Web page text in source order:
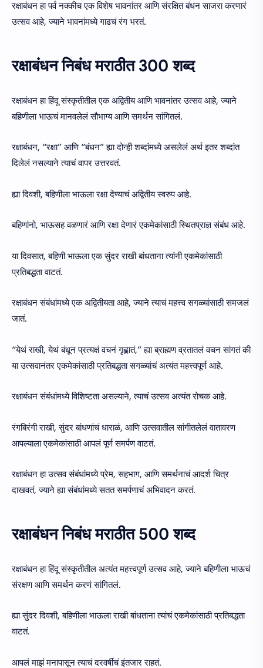
रक्षाबंधन हा पर्व नक्कीच एक विशेष भावनांतर आणि संरक्षित बंधन साजरा करणारं
उत्सव आहे, ज्याने भावनांमध्ये गाढचं रंग भरतं.
रक्षाबंधन निबंध मराठीत 300 शब्द
रक्षाबंधन हा हिंदू संस्कृतीतील एक अद्वितीय आणि भावनांतर उत्सव आहे, ज्याने
बहिणीला भाऊचं मानवलेलं सौभाग्य आणि समर्थन सांगितलं.
रक्षाबंधन, “रक्षा” आणि “बंधन” ह्या दोन्ही शब्दांमध्ये असलेलं अर्थ इतर शब्दांत
दिलेलं नसल्याने त्याचं वापर उत्तरवतं.
ह्या दिवशी, बहिणीला भाऊला रक्षा देण्याचं अद्वितीय स्वरुप आहे.
बहिणांनो, भाऊसह वळणारं आणि रक्षा देणारं एकमेकांसाठी स्थितप्राज्ञ संबंध आहे.
या दिवसात, बहिणी भाऊला एक सुंदर राखी बांधताना त्यांनी एकमेकांसाठी
प्रतिबद्धता वाटतं.
रक्षाबंधन संबंधांमध्ये एक अद्वितीयता आहे, ज्याने त्याचं महत्त्व सगळ्यांसाठी समजलं
जातं.
“येथं राखी, येथं बंधून प्रत्यक्षं वचनं गृह्णातं,” ह्या ब्राह्मण व्रतातलं वचन सांगतं की
या उत्सवानंतर एकमेकांसाठी प्रतिबद्धता सगळ्यांचं अत्यंत महत्त्वपूर्ण आहे.
रक्षाबंधन संबंधांमध्ये विशिष्टता असल्याने, त्याचं उत्सव अत्यंत रोचक आहे.
रंगबिरंगी राखी, सुंदर बांधणांचं धाराळं, आणि उत्सवातील सांगीतलेलं वातावरण
आपल्याला एकमेकांसाठी आपलं पूर्ण समर्पण वाटतं.
रक्षाबंधन हा उत्सव संबंधांमध्ये प्रेम, सहभाग, आणि समर्थनाचं आदर्श चित्र
दाखवतं, ज्याने ह्या संबंधांमध्ये सतत समर्पणाचं अभिवादन करतं.
रक्षाबंधन निबंध मराठीत 500 शब्द
रक्षाबंधन हा हिंदू संस्कृतीतील अत्यंत महत्त्वपूर्ण उत्सव आहे, ज्याने बहिणीला भाऊचं
संरक्षण आणि समर्थन करणं सांगितलं.
ह्या सुंदर दिवशी, बहिणीला भाऊला राखी बांधताना त्यांचं एकमेकांसाठी प्रतिबद्धता
वाटतं.
आपलं माझं मनापासून त्याचं दरवर्षीचं इंतजार राहतं.